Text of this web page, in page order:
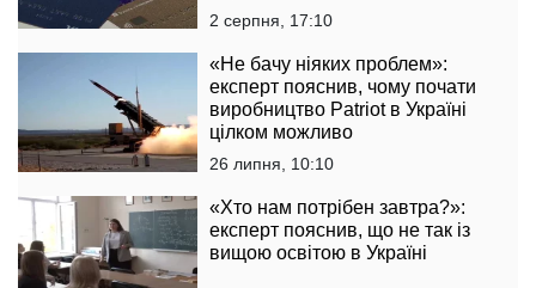
2 серпня, 17:10
«Не бачу ніяких проблем»:
експерт пояснив, чому почати
виробництво Patriot в Україні
цілком можливо
26 липня, 10:10
«Хто нам потрібен завтра?»:
експерт пояснив, що не так із
вищою освітою в Україні